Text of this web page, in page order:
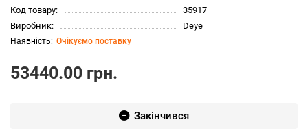
Код товару:
35917
Виробник:
Deye
Очікуємо поставку
53440.00 грн.
Закінчився